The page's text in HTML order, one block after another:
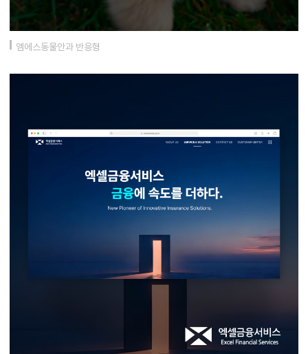
엠에스동물안과 반응형